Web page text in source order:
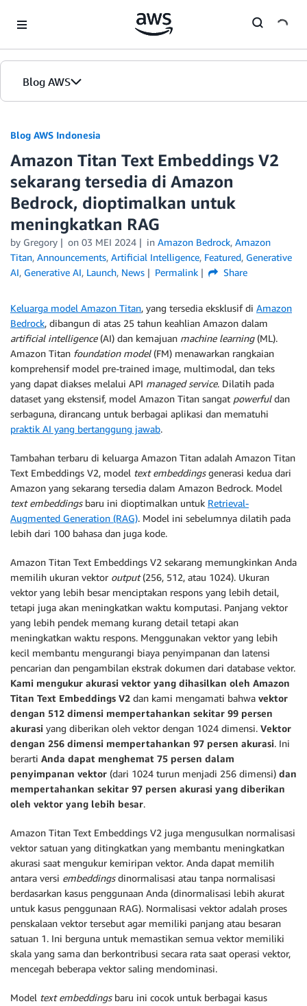
Blog AWS
Beranda
Edisi
Blog AWS Indonesia
Amazon Titan Text Embeddings V2
sekarang tersedia di Amazon
Bedrock, dioptimalkan untuk
meningkatkan RAG
by Gregory on 03 MEI 2024 in Amazon Bedrock, Amazon
Titan, Announcements, Artificial Intelligence, Featured, Generative
AI, Generative AI, Launch, News Permalink Share
Keluarga model Amazon Titan, yang tersedia eksklusif di Amazon
Bedrock, dibangun di atas 25 tahun keahlian Amazon dalam
artificial intelligence(AI) dan kemajuan machine learning(ML).
Amazon Titan foundation model(FM) menawarkan rangkaian
komprehensif model pre-trained image, multimodal, dan teks
yang dapat diakses melalui API managed service. Dilatih pada
dataset yang ekstensif, model Amazon Titan sangat powerfuldan
serbaguna, dirancang untuk berbagai aplikasi dan mematuhi
praktik AI yang bertanggung jawab.
Tambahan terbaru di keluarga Amazon Titan adalah Amazon Titan
Text Embeddings V2, model text embeddingsgenerasi kedua dari
Amazon yang sekarang tersedia dalam Amazon Bedrock. Model
text embeddingsbaru ini dioptimalkan untuk Retrieval-
Augmented Generation (RAG). Model ini sebelumnya dilatih pada
lebih dari 100 bahasa dan juga kode.
Amazon Titan Text Embeddings V2 sekarang memungkinkan Anda
memilih ukuran vektor output(256, 512, atau 1024). Ukuran
vektor yang lebih besar menciptakan respons yang lebih detail,
tetapi juga akan meningkatkan waktu komputasi. Panjang vektor
yang lebih pendek memang kurang detail tetapi akan
meningkatkan waktu respons. Menggunakan vektor yang lebih
kecil membantu mengurangi biaya penyimpanan dan latensi
pencarian dan pengambilan ekstrak dokumen dari database vektor.
Kami mengukur akurasi vektor yang dihasilkan oleh Amazon
Titan Text Embeddings V2 dan kami mengamati bahwa vektor
dengan 512 dimensi mempertahankan sekitar 99 persen
akurasi yang diberikan oleh vektor dengan 1024 dimensi. Vektor
dengan 256 dimensi mempertahankan 97 persen akurasi. Ini
berarti Anda dapat menghemat 75 persen dalam
penyimpanan vektor (dari 1024 turun menjadi 256 dimensi) dan
mempertahankan sekitar 97 persen akurasi yang diberikan
oleh vektor yang lebih besar.
Amazon Titan Text Embeddings V2 juga mengusulkan normalisasi
vektor satuan yang ditingkatkan yang membantu meningkatkan
akurasi saat mengukur kemiripan vektor. Anda dapat memilih
antara versi embeddingsdinormalisasi atau tanpa normalisasi
berdasarkan kasus penggunaan Anda (dinormalisasi lebih akurat
untuk kasus penggunaan RAG). Normalisasi vektor adalah proses
penskalaan vektor tersebut agar memiliki panjang atau besaran
satuan 1. Ini berguna untuk memastikan semua vektor memiliki
skala yang sama dan berkontribusi secara rata saat operasi vektor,
mencegah beberapa vektor saling mendominasi.
Model text embeddingsbaru ini cocok untuk berbagai kasus